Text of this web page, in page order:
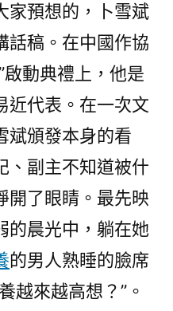
家預想的，卜雪斌
話稿。在中國作協
啟動典禮上，他是
近代表。在一次文
斌頒發本身的看
、副主不知道被什
開了眼睛。最先映
的晨光中，躺在她
的男人熟睡的臉席
越來越高想？”。